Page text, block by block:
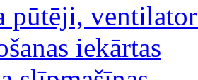
pūtēji,
iekārtas